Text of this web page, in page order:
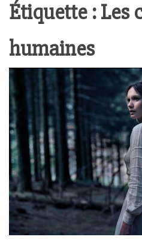
Étiquette :Les
humaines